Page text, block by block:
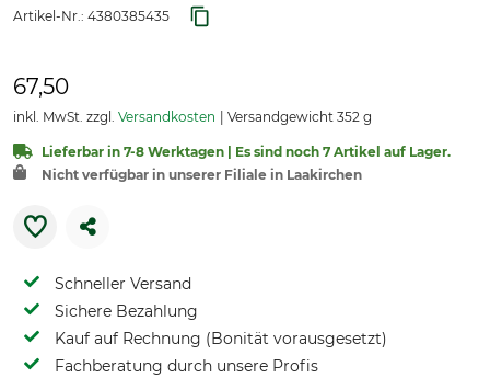
Artikel-Nr.: 4380385435
67,50
inkl. MwSt. zzgl. Versandkosten Versandgewicht 352 g
Lieferbar in 7-8 Werktagen | Es sind noch 7 Artikel auf Lager.
Nicht verfügbar in unserer Filiale in Laakirchen
Schneller Versand
Sichere Bezahlung
Kauf auf Rechnung (Bonität vorausgesetzt)
Fachberatung durch unsere Profis